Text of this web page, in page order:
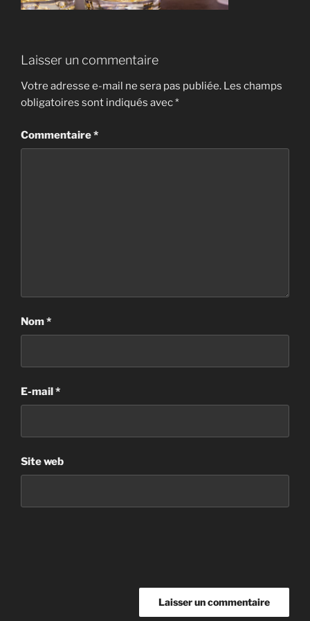
Laisser un commentaire
Votre adresse e-mail ne sera pas publiée. Les champs
obligatoires sont indiqués avec*
Commentaire*
Nom*
E-mail*
Site web